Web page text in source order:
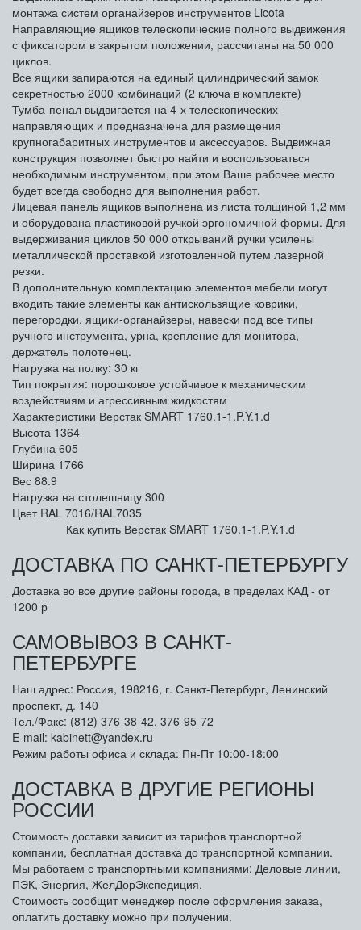
монтажа систем органайзеров инструментов Licota
Направляющие ящиков телескопические полного выдвижения
с фиксатором в закрытом положении, рассчитаны на 50 000
циклов.
Все ящики запираются на единый цилиндрический замок
секретностью 2000 комбинаций (2 ключа в комплекте)
Тумба-пенал выдвигается на 4-х телескопических
направляющих и предназначена для размещения
крупногабаритных инструментов и аксессуаров. Выдвижная
конструкция позволяет быстро найти и воспользоваться
необходимым инструментом, при этом Ваше рабочее место
будет всегда свободно для выполнения работ.
Лицевая панель ящиков выполнена из листа толщиной 1,2 мм
и оборудована пластиковой ручкой эргономичной формы. Для
выдерживания циклов 50 000 открываний ручки усилены
металлической проставкой изготовленной путем лазерной
резки.
В дополнительную комплектацию элементов мебели могут
входить такие элементы как антискользящие коврики,
перегородки, ящики-органайзеры, навески под все типы
ручного инструмента, урна, крепление для монитора,
держатель полотенец.
Нагрузка на полку: 30 кг
Тип покрытия: порошковое устойчивое к механическим
воздействиям и агрессивным жидкостям
Характеристики Верстак SMART 1760.1-1.P.Y.1.d
Высота 1364
Глубина 605
Ширина 1766
Вес 88.9
Нагрузка на столешницу 300
Цвет RAL 7016/RAL7035
Как купить Верстак SMART 1760.1-1.P.Y.1.d
ДОСТАВКА ПО САНКТ-ПЕТЕРБУРГУ
Доставка во все другие районы города, в пределах КАД - от
1200 р
САМОВЫВОЗ В САНКТ-
ПЕТЕРБУРГЕ
Наш адрес: Россия, 198216, г. Санкт-Петербург, Ленинский
проспект, д. 140
Тел./Факс: (812) 376-38-42, 376-95-72
E-mail: kabinett@yandex.ru
Режим работы офиса и склада: Пн-Пт 10:00-18:00
ДОСТАВКА В ДРУГИЕ РЕГИОНЫ
РОССИИ
Стоимость доставки зависит из тарифов транспортной
компании, бесплатная доставка до транспортной компании.
Мы работаем с транспортными компаниями: Деловые линии,
ПЭК, Энергия, ЖелДорЭкспедиция.
Стоимость сообщит менеджер после оформления заказа,
оплатить доставку можно при получении.